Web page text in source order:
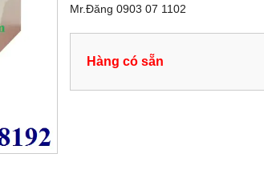
Mr.Đăng 0903 07 1102
Hàng có sẵn